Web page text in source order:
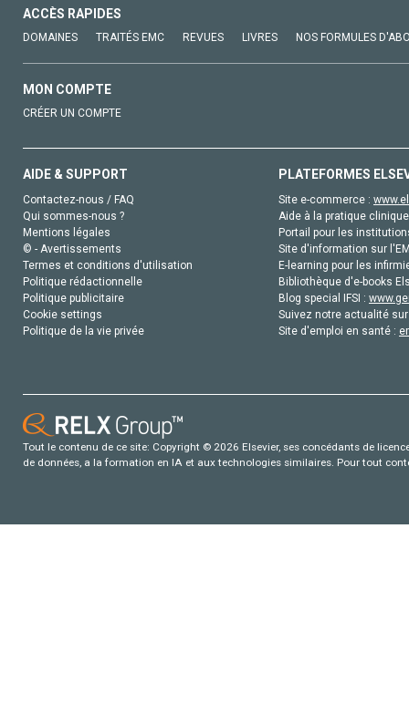
ACCÈS RAPIDES
DOMAINES TRAITÉS EMC REVUES LIVRES NOS FORMULES
MON COMPTE
CRÉER UN COMPTE
AIDE & SUPPORT
Contactez-nous / FAQ
Qui sommes-nous ?
Mentions légales
© - Avertissements
Termes et conditions d'utilisation
Politique rédactionnelle
Politique publicitaire
Cookie settings
Politique de la vie privée
PLATEFORMES
Site e-commerce :
Aide à la pratique
Portail pour les
Site d'information sur
E-learning pour les
Bibliothèque d'e-books
Blog special IFSI :
Suivez notre actualité
Site d'emploi en santé :
Tout le contenu de ce site: Copyright © 2026 Elsevier, ses concédants de
de données, a la formation en IA et aux technologies similaires. Pour tout